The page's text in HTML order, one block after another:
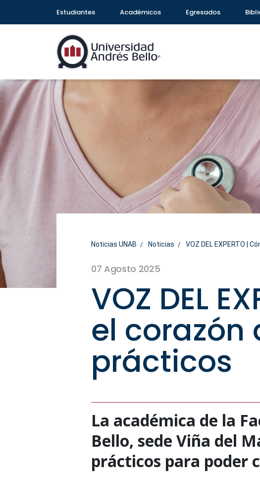
Estudiantes Académicos Egresados
Noticias UNAB Noticias VOZ DEL EXPERTO |
07 Agosto 2025
VOZ DEL
el corazón
prácticos
La académica de la
Bello, sede Viña del
prácticos para poder